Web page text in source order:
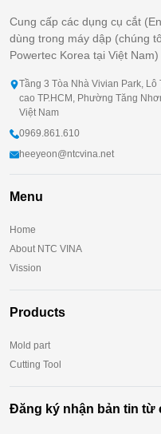
Cung cấp các dụng cụ cắt
dùng trong máy dập (chúng
Powertec Korea tại Việt Nam)
Tầng 3 Tòa Nhà Vivian Park,
cao TP.HCM, Phường Tăng
Việt Nam
0969.861.610
heeyeon@ntcvina.net
Menu
Home
About NTC VINA
Vission
Products
Mold part
Cutting Tool
Đăng ký nhận bản tin từ